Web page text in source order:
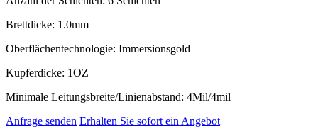
Brettdicke: 1.0mm
Oberflächentechnologie: Immersionsgold
Kupferdicke: 1OZ
Minimale Leitungsbreite/Linienabstand: 4Mil/4mil
Anfrage senden Erhalten Sie sofort ein Angebot